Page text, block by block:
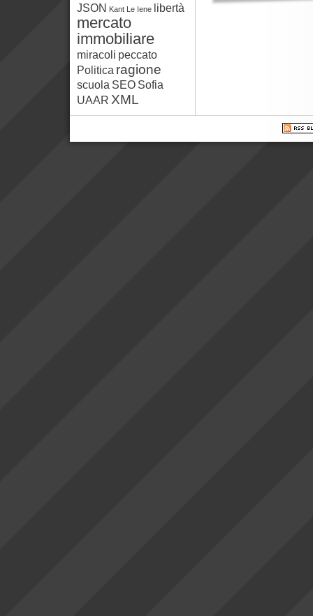
JSON Kant Le Iene libertà
mercato
immobiliare
miracoli peccato
Politica ragione
scuola SEO Sofia
UAAR XML